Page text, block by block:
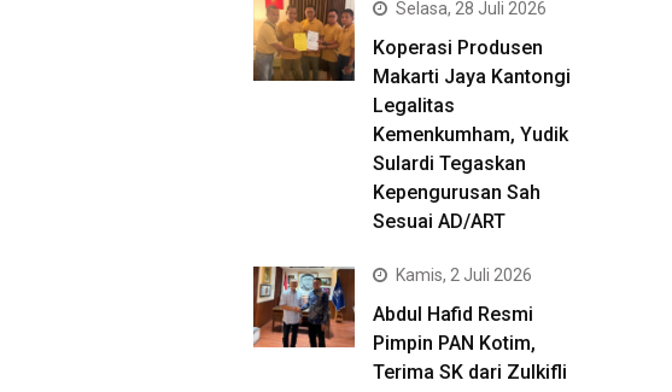
Selasa, 28 Juli 2026
Koperasi Produsen
Makarti Jaya Kantongi
Legalitas
Kemenkumham, Yudik
Sulardi Tegaskan
Kepengurusan Sah
Sesuai AD/ART
Kamis, 2 Juli 2026
Abdul Hafid Resmi
Pimpin PAN Kotim,
Terima SK dari Zulkifli